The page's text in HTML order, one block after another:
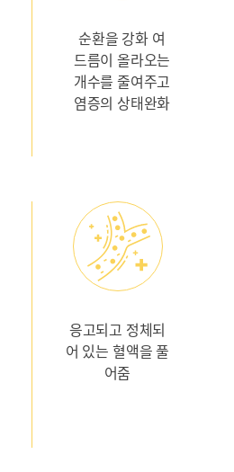
순환을 강화 여
드름이 올라오는
개수를 줄여주고
염증의 상태완화
응고되고 정체되
어 있는 혈액을 풀
어줌